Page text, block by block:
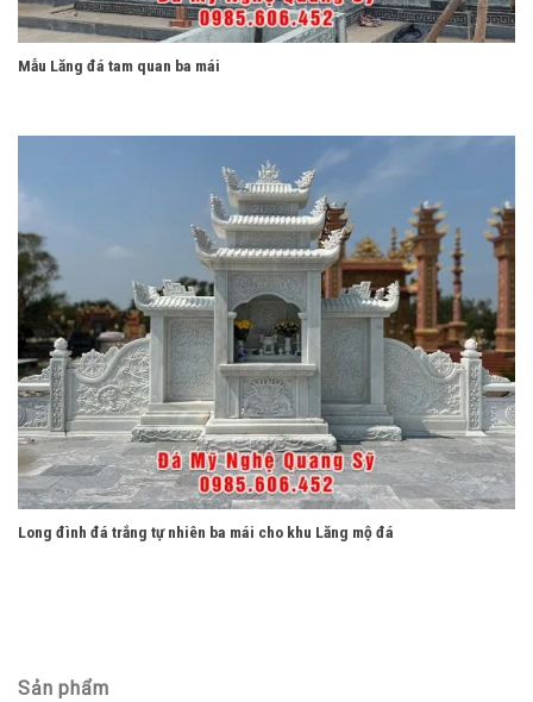
Mẫu Lăng đá tam quan ba mái
Long đình đá trắng tự nhiên ba mái cho khu Lăng mộ đá
Sản phẩm